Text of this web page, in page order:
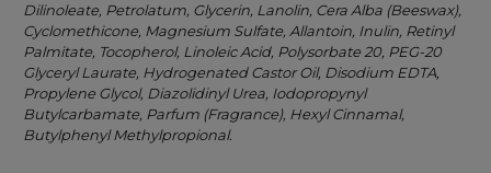
Dilinoleate, Petrolatum, Glycerin, Lanolin, Cera Alba (Beeswax),
Cyclomethicone, Magnesium Sulfate, Allantoin, Inulin, Retinyl
Palmitate, Tocopherol, Linoleic Acid, Polysorbate 20, PEG-20
Glyceryl Laurate, Hydrogenated Castor Oil, Disodium EDTA,
Propylene Glycol, Diazolidinyl Urea, Iodopropynyl
Butylcarbamate, Parfum (Fragrance), Hexyl Cinnamal,
Butylphenyl Methylpropional.